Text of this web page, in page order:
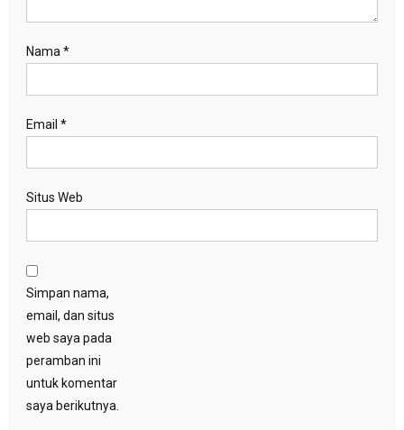
Nama *
Email *
Situs Web
Simpan nama,
email, dan situs
web saya pada
peramban ini
untuk komentar
saya berikutnya.